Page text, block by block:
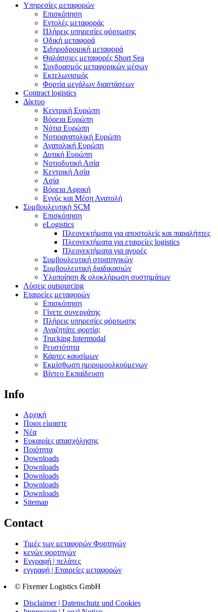
Υπηρεσίες μεταφορών
Επισκόπηση
Εντολές μεταφοράς
Πλήρεις υπηρεσίες φόρτωσης
Οδική μεταφορά
Σιδηροδρομική μεταφορά
Θαλάσσιες μεταφορές Short Sea
Συνδυασμός μεταφορικών μέσων
Εκτελωνισμός
Φορτία μεγάλων διαστάσεων
Contract logistics
Δίκτυο
Κεντρική Ευρώπη
Βόρεια Ευρώπη
Νότια Ευρώπη
Νοτιοανατολική Ευρώπη
Ανατολική Ευρώπη
Δυτική Ευρώπη
Νοτιοδυτική Ασία
Κεντρική Ασία
Ασία
Βόρεια Αφρική
Εγγύς και Μέση Ανατολή
Συμβουλευτική SCM
Επισκόπηση
eLogistics
Πλεονεκτήματα για αποστολείς και παραλήπτες
Πλεονεκτήματα για εταιρείες logistics
Πλεονεκτήματα για αγορές
Συμβουλευτική στρατηγικών
Συμβουλευτική διαδικασιών
Υλοποίηση & ολοκλήρωση συστημάτων
Λύσεις outsourcing
Εταιρείες μεταφορών
Επισκόπηση
Γίνετε συνεργάτης
Πλήρεις υπηρεσίες φόρτωσης
Αναζητάτε φορτία;
Trucking Intermodal
Ρευστότητα
Κάρτες καυσίμων
Εκμίσθωση ημιρυμουλκούμενων
Βίντεο Εκπαίδευση
Info
Αρχική
Ποιοι είμαστε
Νέα
Ευκαιρίες απασχόλησης
Ποιότητα
Downloads
Downloads
Downloads
Downloads
Downloads
Sitemap
Contact
Τιμές των μεταφορών Φορτηγών
κενών φορτηγών
Εγγραφή | πελάτες
εγγραφή | Εταιρείες μεταφορών
© Fixemer Logistics GmbH
Disclaimer | Datenschutz und Cookies